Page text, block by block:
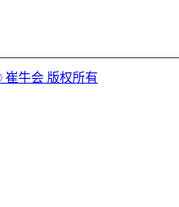
崔牛会 版权所有